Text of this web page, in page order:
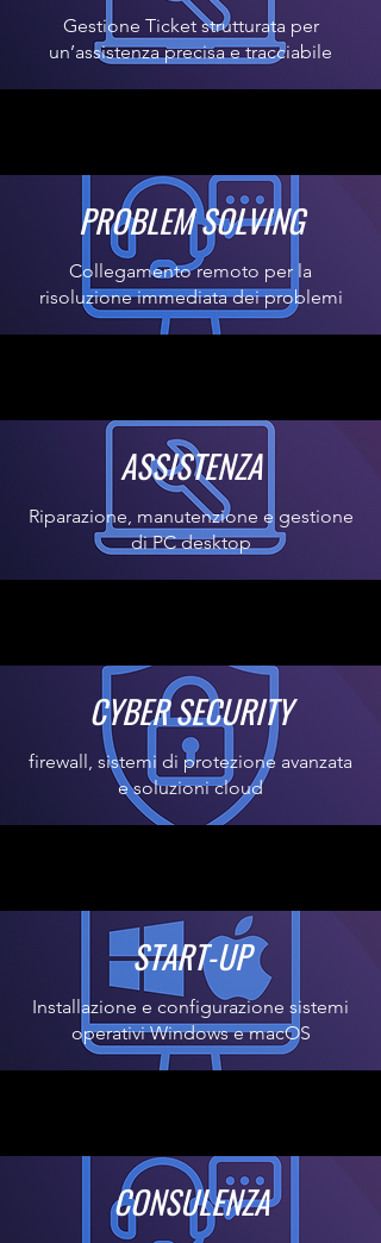
Gestione Ticket strutturata per
un’assistenza precisa e tracciabile
PROBLEM SOLVING
Collegamento remoto per la
risoluzione immediata dei problemi
ASSISTENZA
Riparazione, manutenzione e gestione
di PC desktop
CYBER SECURITY
firewall, sistemi di protezione avanzata
e soluzioni cloud
START-UP
Installazione e configurazione sistemi
operativi Windows e macOS
CONSULENZA